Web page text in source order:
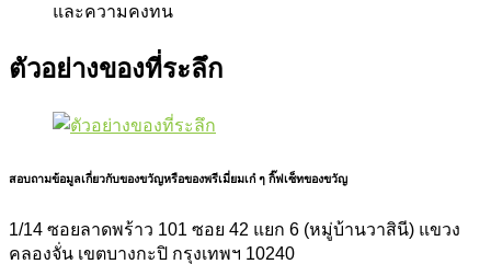
และความคงทน
ตัวอย่างของที่ระลึก
สอบถามข้อมูลเกี่ยวกับของขวัญหรือของพรีเมี่ยมเก๋ ๆ กิ๊ฟเซ็ทของขวัญ
1/14 ซอยลาดพร้าว 101 ซอย 42 แยก 6 (หมู่บ้านวาสินี) แขวง
คลองจั่น เขตบางกะปิ กรุงเทพฯ 10240